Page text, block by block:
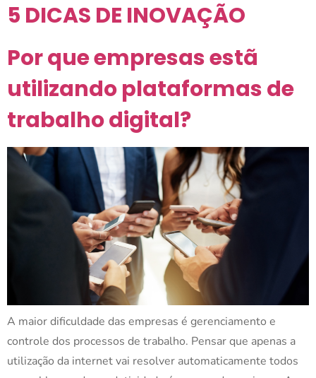
5 DICAS DE INOVAÇÃO
Por que empresas estã
utilizando plataformas de
trabalho digital?
A maior dificuldade das empresas é gerenciamento e
controle dos processos de trabalho. Pensar que apenas a
utilização da internet vai resolver automaticamente todos